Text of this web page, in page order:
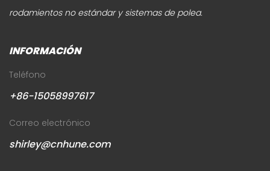
rodamientos no estándar y sistemas de polea.
INFORMACIÓN
Teléfono
+86-15058997617
Correo electrónico
shirley@cnhune.com